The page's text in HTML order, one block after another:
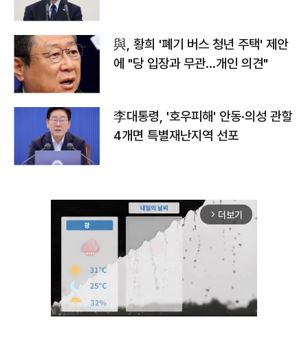
與, 황희 '폐기 버스 청년 주택' 제안
에 "당 입장과 무관…개인 의견"
李대통령, '호우피해' 안동·의성 관할
4개면 특별재난지역 선포
arrow_forward_ios 더보기